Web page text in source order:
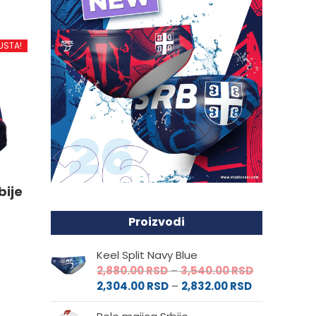
Proizvodi
Keel Split Navy Blue
2,880.00RSD–3,540.00RSDRaspon
od
2,304.00RSD – 2,832.00RSDRaspon
cena: